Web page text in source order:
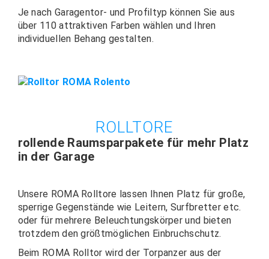
Je nach Garagentor- und Profiltyp können Sie aus
über 110 attraktiven Farben wählen und Ihren
individuellen Behang gestalten.
ROLLTORE
rollende Raumsparpakete für mehr Platz
in der Garage
Unsere ROMA Rolltore lassen Ihnen Platz für große,
sperrige Gegenstände wie Leitern, Surfbretter etc.
oder für mehrere Beleuchtungskörper und bieten
trotzdem den größtmöglichen Einbruchschutz.
Beim ROMA Rolltor wird der Torpanzer aus der